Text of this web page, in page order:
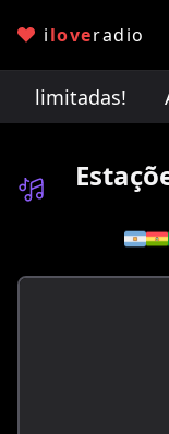
iloveradio
limitadas!